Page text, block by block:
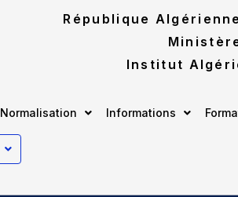
République
Institut
Normalisation Informations